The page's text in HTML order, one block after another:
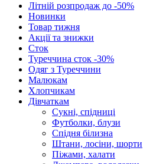
Літній розпродаж до -50%
Новинки
Товар тижня
Акції та знижки
Сток
Туреччина сток -30%
Одяг з Туреччини
Малюкам
Хлопчикам
Дівчаткам
Сукні, спідниці
Футболки, блузи
Спідня білизна
Штани, лосіни, шорти
Піжами, халати